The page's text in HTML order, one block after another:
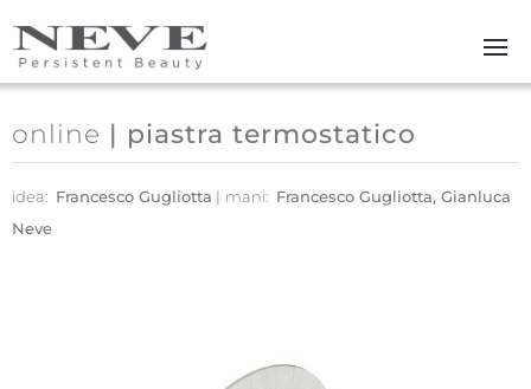
Skip to main content
online | piastra termostatico
idea: Francesco Gugliotta mani: Francesco Gugliotta, Gianluca
Neve